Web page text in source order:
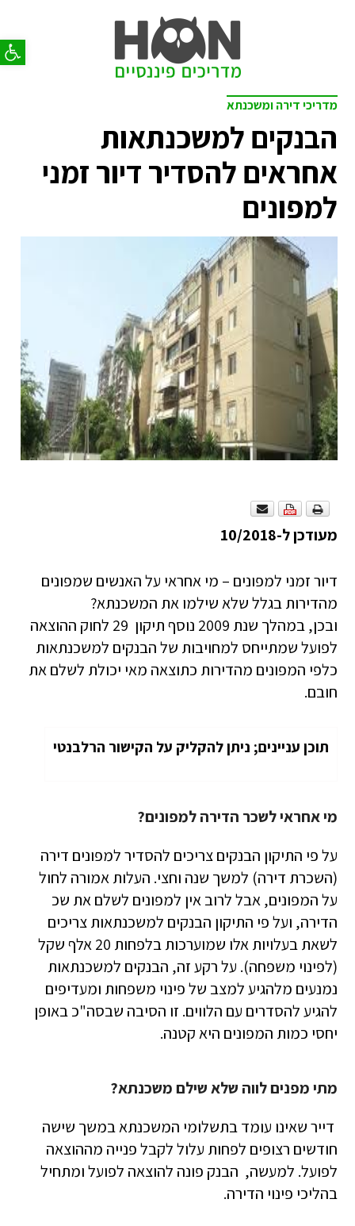
פתח
מדריכי דירה ומשכנתא
הבנקים למשכנתאות
אחראים להסדיר דיור זמני
למפונים
מעודכן ל-10/2018
דיור זמני למפונים – מי אחראי על האנשים שמפונים
מהדירות בגלל שלא שילמו את המשכנתא?
ובכן, במהלך שנת 2009 נוסף תיקון 29 לחוק ההוצאה
לפועל שמתייחס למחויבות של הבנקים למשכנתאות
כלפי המפונים מהדירות כתוצאה מאי יכולת לשלם את
חובם.
תוכן עניינים; ניתן להקליק על הקישור הרלבנטי
מי אחראי לשכר הדירה למפונים?
על פי התיקון הבנקים צריכים להסדיר למפונים דירה
(השכרת דירה) למשך שנה וחצי. העלות אמורה לחול
על המפונים, אבל לרוב אין למפונים לשלם את שכ
הדירה, ועל פי התיקון הבנקים למשכנתאות צריכים
לשאת בעלויות אלו שמוערכות בלפחות 20 אלף שקל
(לפינוי משפחה). על רקע זה, הבנקים למשכנתאות
נמנעים מלהגיע למצב של פינוי משפחות ומעדיפים
להגיע להסדרים עם הלווים. זו הסיבה שבסה"כ באופן
יחסי כמות המפונים היא קטנה.
מתי מפנים לווה שלא שילם משכנתא?
דייר שאינו עומד בתשלומי המשכנתא במשך שישה
חודשים רצופים לפחות עלול לקבל פנייה מההוצאה
לפועל. למעשה, הבנק פונה להוצאה לפועל ומתחיל
בהליכי פינוי הדירה.